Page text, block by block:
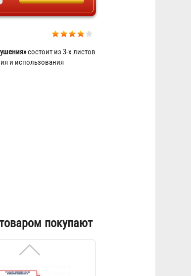
состоит из 3-х листов
и использования
покупают
действовать при
листов А3)